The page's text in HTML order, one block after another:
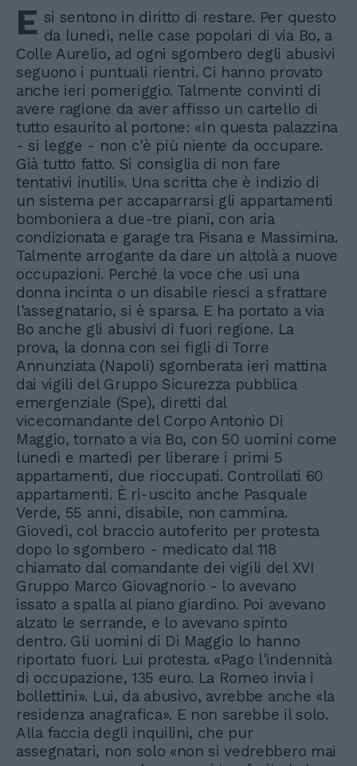
E si sentono in diritto di restare. Per questo
da lunedì, nelle case popolari di via Bo, a
Colle Aurelio, ad ogni sgombero degli abusivi
seguono i puntuali rientri. Ci hanno provato
anche ieri pomeriggio. Talmente convinti di
avere ragione da aver affisso un cartello di
tutto esaurito al portone: «In questa palazzina
- si legge - non c'è più niente da occupare.
Già tutto fatto. Si consiglia di non fare
tentativi inutili». Una scritta che è indizio di
un sistema per accaparrarsi gli appartamenti
bomboniera a due-tre piani, con aria
condizionata e garage tra Pisana e Massimina.
Talmente arrogante da dare un altolà a nuove
occupazioni. Perché la voce che usi una
donna incinta o un disabile riesci a sfrattare
l'assegnatario, si è sparsa. E ha portato a via
Bo anche gli abusivi di fuori regione. La
prova, la donna con sei figli di Torre
Annunziata (Napoli) sgomberata ieri mattina
dai vigili del Gruppo Sicurezza pubblica
emergenziale (Spe), diretti dal
vicecomandante del Corpo Antonio Di
Maggio, tornato a via Bo, con 50 uomini come
lunedì e martedì per liberare i primi 5
appartamenti, due rioccupati. Controllati 60
appartamenti. È ri-uscito anche Pasquale
Verde, 55 anni, disabile, non cammina.
Giovedì, col braccio autoferito per protesta
dopo lo sgombero - medicato dal 118
chiamato dal comandante dei vigili del XVI
Gruppo Marco Giovagnorio - lo avevano
issato a spalla al piano giardino. Poi avevano
alzato le serrande, e lo avevano spinto
dentro. Gli uomini di Di Maggio lo hanno
riportato fuori. Lui protesta. «Pago l'indennità
di occupazione, 135 euro. La Romeo invia i
bollettini». Lui, da abusivo, avrebbe anche «la
residenza anagrafica». E non sarebbe il solo.
Alla faccia degli inquilini, che pur
assegnatari, non solo «non si vedrebbero mai